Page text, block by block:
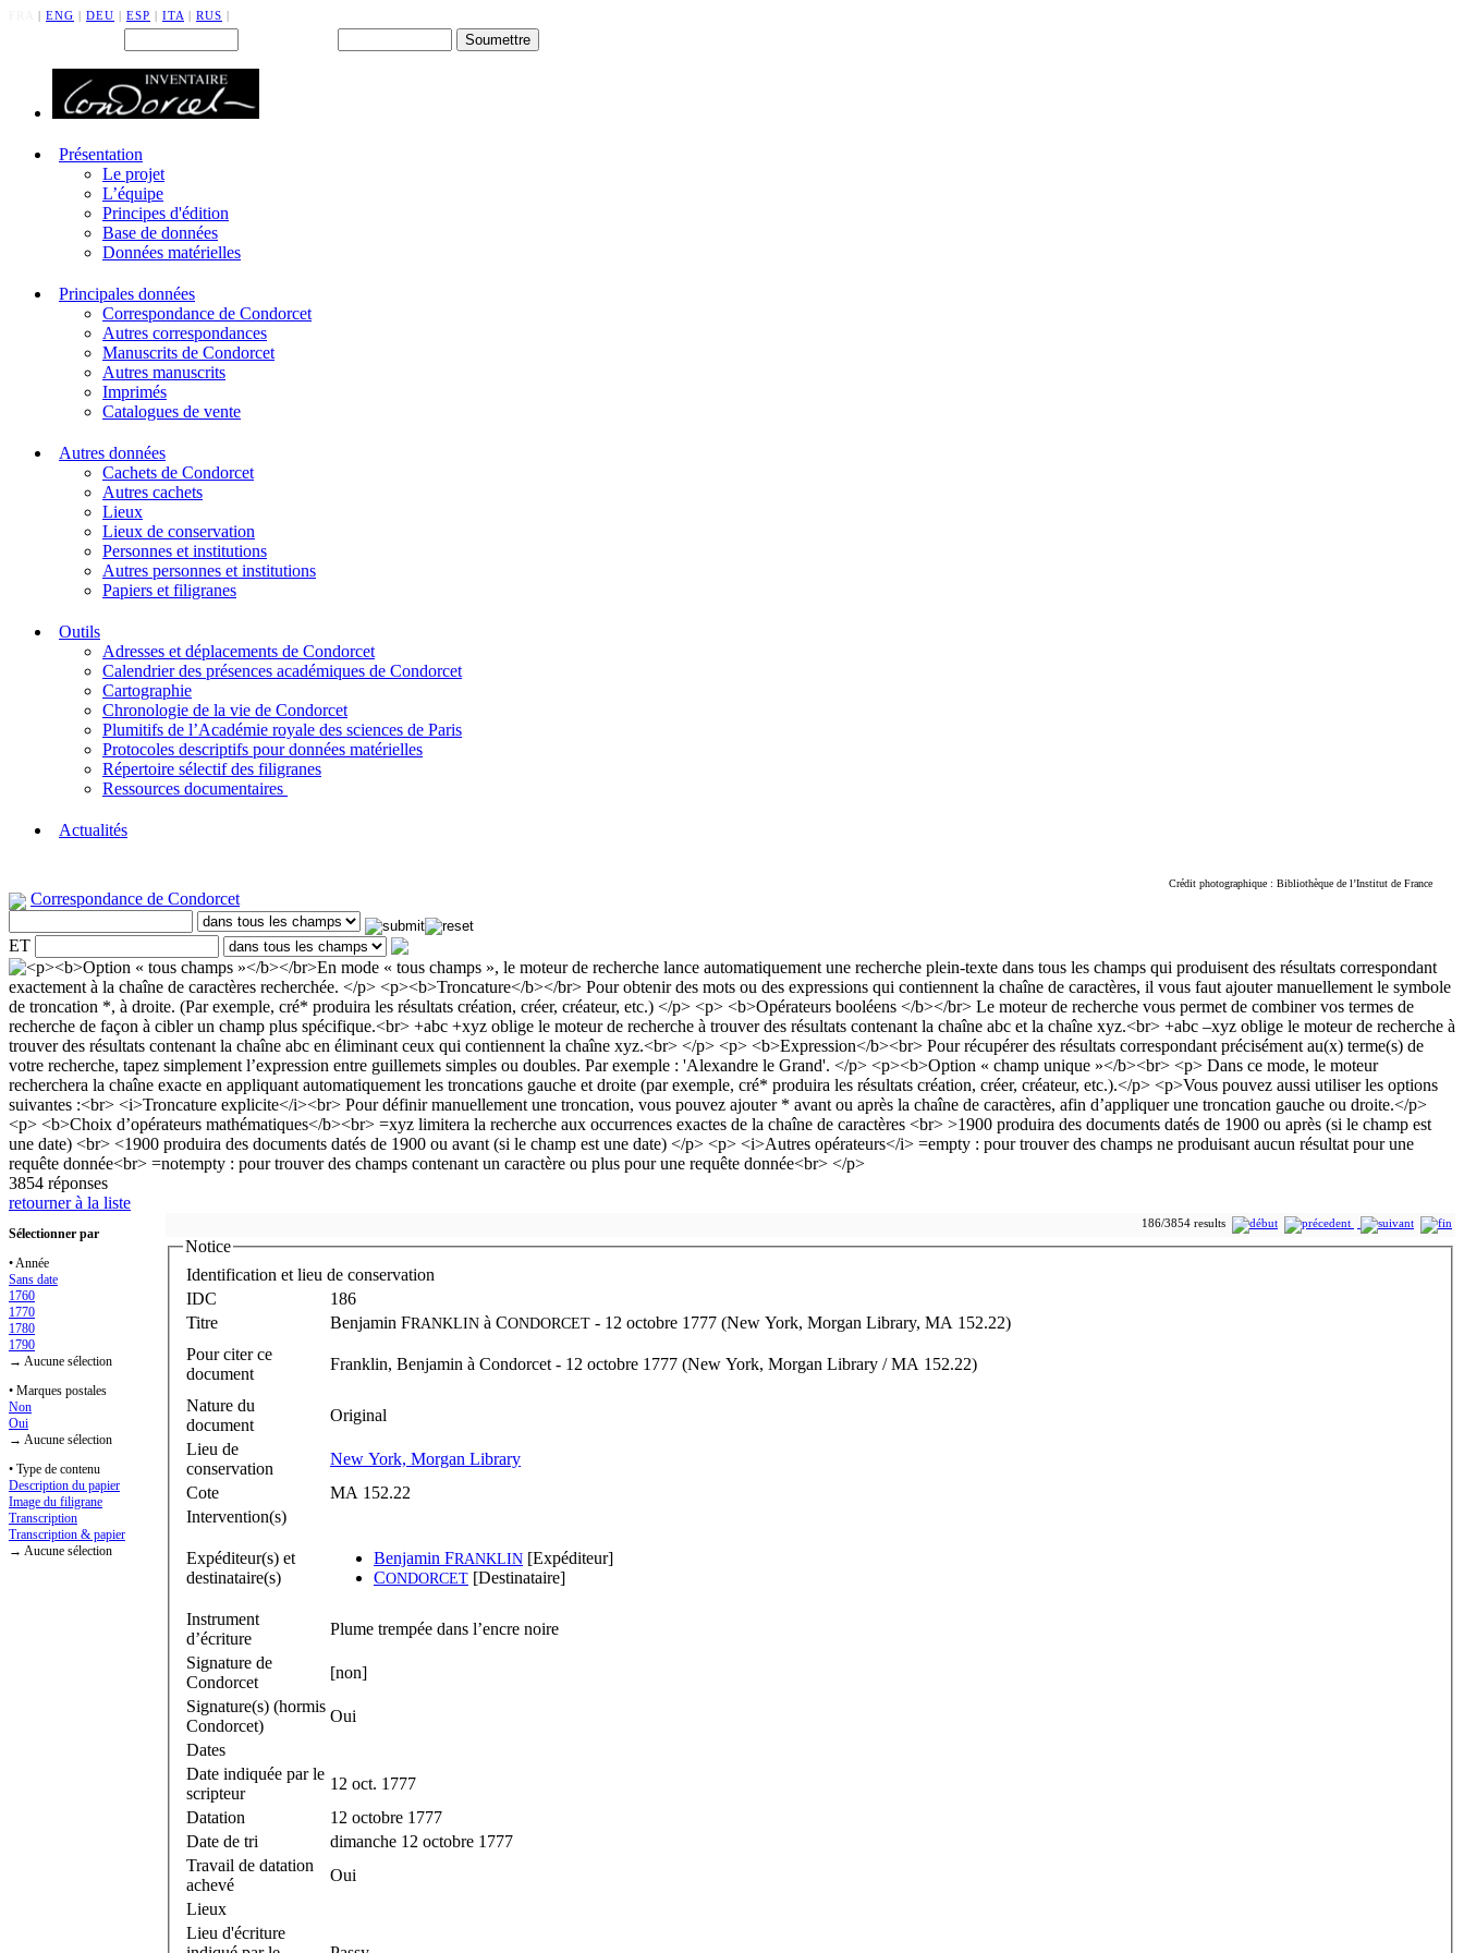
| ENG | DEU | ESP | ITA | RUS |
Présentation
Le projet
L’équipe
Principes d'édition
Base de données
Données matérielles
Principales données
Correspondance de Condorcet
Autres correspondances
Manuscrits de Condorcet
Autres manuscrits
Imprimés
Catalogues de vente
Autres données
Cachets de Condorcet
Autres cachets
Lieux
Lieux de conservation
Personnes et institutions
Autres personnes et institutions
Papiers et filigranes
Outils
Adresses et déplacements de Condorcet
Calendrier des présences académiques de Condorcet
Cartographie
Chronologie de la vie de Condorcet
Plumitifs de l’Académie royale des sciences de Paris
Protocoles descriptifs pour données matérielles
Répertoire sélectif des filigranes
Ressources documentaires
Actualités
Crédit photographique : Bibliothèque de l’Institut de France
Correspondance de Condorcet
ET
3854 réponses
retourner à la liste
Sélectionner par
• Année
Sans date
1760
1770
1780
1790
→ Aucune sélection
• Marques postales
Non
Oui
→ Aucune sélection
• Type de contenu
Description du papier
Image du filigrane
Transcription
Transcription & papier
→ Aucune sélection
186/3854 results
Notice
Identification et lieu de conservation
IDC
186
Titre
Benjamin FRANKLIN à CONDORCET - 12 octobre 1777 (New York, Morgan Library, MA 152.22)
Pour citer ce
document
Franklin, Benjamin à Condorcet - 12 octobre 1777 (New York, Morgan Library / MA 152.22)
Nature du
document
Original
Lieu de
conservation
New York, Morgan Library
Cote
MA 152.22
Intervention(s)
Expéditeur(s) et
destinataire(s)
Benjamin FRANKLIN [Expéditeur]
CONDORCET [Destinataire]
Instrument
d’écriture
Plume trempée dans l’encre noire
Signature de
Condorcet
[non]
Signature(s) (hormis
Condorcet)
Oui
Dates
Date indiquée par le
scripteur
12 oct. 1777
Datation
12 octobre 1777
Date de tri
dimanche 12 octobre 1777
Travail de datation
achevé
Oui
Lieux
Lieu d'écriture